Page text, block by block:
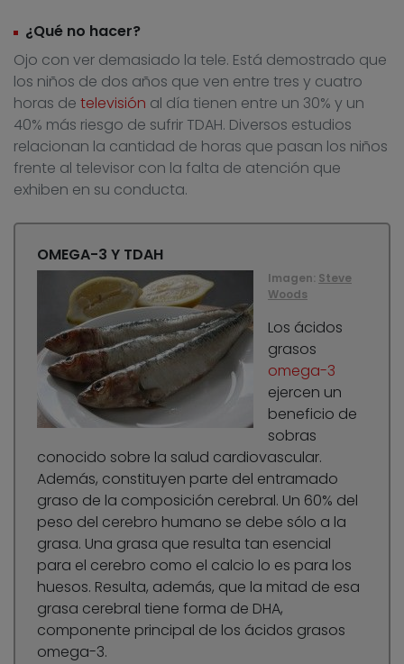
¿Qué no hacer?
Ojo con ver demasiado la tele. Está demostrado que
los niños de dos años que ven entre tres y cuatro
horas de televisión al día tienen entre un 30% y un
40% más riesgo de sufrir TDAH. Diversos estudios
relacionan la cantidad de horas que pasan los niños
frente al televisor con la falta de atención que
exhiben en su conducta.
OMEGA-3 Y TDAH
Imagen: Steve
Woods
Los ácidos
grasos
omega-3
ejercen un
beneficio de
sobras
conocido sobre la salud cardiovascular.
Además, constituyen parte del entramado
graso de la composición cerebral. Un 60% del
peso del cerebro humano se debe sólo a la
grasa. Una grasa que resulta tan esencial
para el cerebro como el calcio lo es para los
huesos. Resulta, además, que la mitad de esa
grasa cerebral tiene forma de DHA,
componente principal de los ácidos grasos
omega-3.